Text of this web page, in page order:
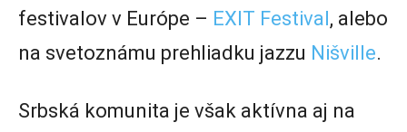
festivalov v Európe – EXIT Festival, alebo
na svetoznámu prehliadku jazzu Nišville.
Srbská komunita je však aktívna aj na